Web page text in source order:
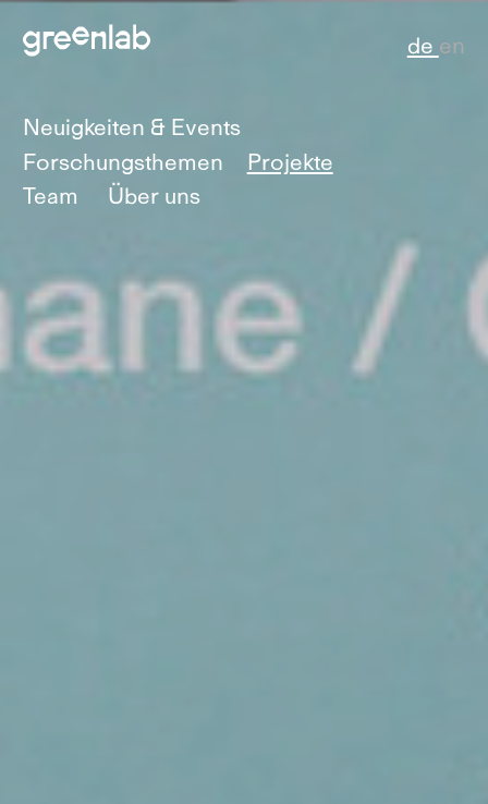
Neuigkeiten & Events
Forschungsthemen
Projekte
Team
Über uns
de en